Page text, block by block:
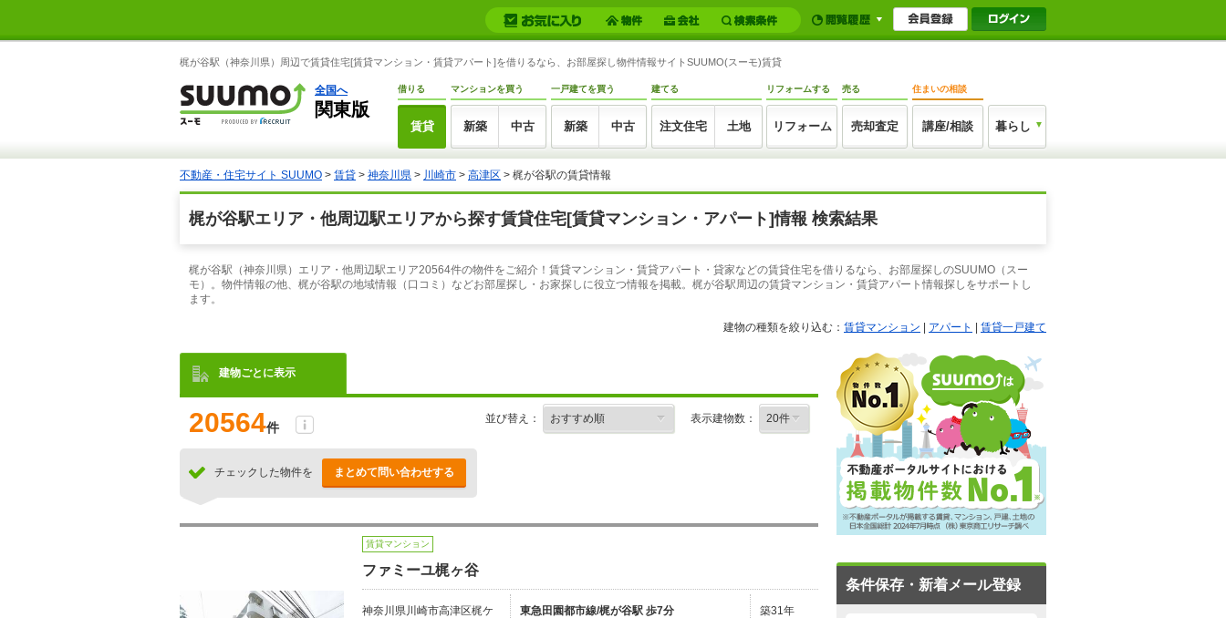
梶が谷駅（神奈川県）周辺で賃貸住宅[賃貸マンション・賃貸アパート]を借りるなら、お部屋探し物件情報サイトSUUMO(スーモ)賃貸
全国へ
関東版
借りる
賃貸
マンションを買う
新築 中古
一戸建てを買う
新築 中古
建てる
注文住宅 土地
リフォームする
リフォーム
売る
売却査定
住まいの相談
講座/相談 暮らし
不動産・住宅サイト SUUMO > 賃貸 > 神奈川県 > 川崎市 > 高津区 > 梶が谷駅の賃貸情報
梶が谷駅エリア・他周辺駅エリアから探す賃貸住宅[賃貸マンション・アパート]情報 検索結果
梶が谷駅（神奈川県）エリア・他周辺駅エリア20564件の物件をご紹介！賃貸マンション・賃貸アパート・貸家などの賃貸住宅を借りるなら、お部屋探しのSUUMO（スー
モ）。物件情報の他、梶が谷駅の地域情報（口コミ）などお部屋探し・お家探しに役立つ情報を掲載。梶が谷駅周辺の賃貸マンション・賃貸アパート情報探しをサポートし
ます。
建物の種類を絞り込む： 賃貸マンション アパート 賃貸一戸建て
建物ごとに表示
20564件
並び替え： 表示建物数：
チェックした物件を まとめて問い合わせする
賃貸マンション
ファミーユ梶ヶ谷
神奈川県川崎市高津区梶ケ
東急田園都市線/梶が谷駅 歩7分
築31年
条件保存・新着メール登録